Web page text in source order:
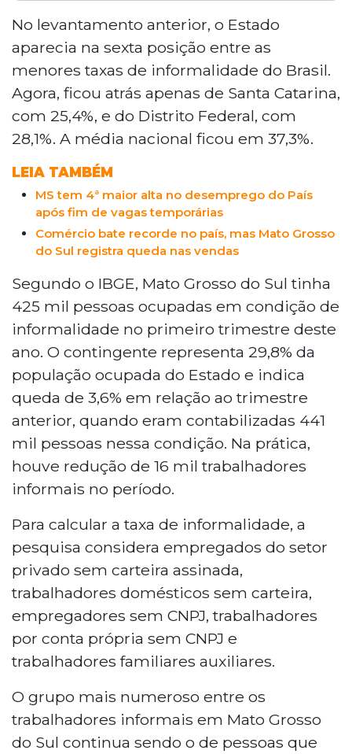
informalidade para 29,8% no primeiro
trimestre de 2026, passando a ocupar a
terceira posição entre os estados com
menor índice do país, segundo dados da
Pnad divulgados pelo IBGE. O estado
ficou atrás apenas de Santa Catarina
(25,4%) e do Distrito Federal (28,1%),
No período, 425 mil pessoas estavam em
situação informal, redução de 16 mil em
relação ao trimestre anterior.
No levantamento anterior, o Estado
aparecia na sexta posição entre as
menores taxas de informalidade do Brasil.
Agora, ficou atrás apenas de Santa Catarina,
com 25,4%, e do Distrito Federal, com
28,1%. A média nacional ficou em 37,3%.
LEIA TAMBÉM
MS tem 4ª maior alta no desemprego do País
após fim de vagas temporárias
Comércio bate recorde no país, mas Mato Grosso
do Sul registra queda nas vendas
Segundo o IBGE, Mato Grosso do Sul tinha
425 mil pessoas ocupadas em condição de
informalidade no primeiro trimestre deste
ano. O contingente representa 29,8% da
população ocupada do Estado e indica
queda de 3,6% em relação ao trimestre
anterior, quando eram contabilizadas 441
mil pessoas nessa condição. Na prática,
houve redução de 16 mil trabalhadores
informais no período.
Para calcular a taxa de informalidade, a
pesquisa considera empregados do setor
privado sem carteira assinada,
trabalhadores domésticos sem carteira,
empregadores sem CNPJ, trabalhadores
por conta própria sem CNPJ e
trabalhadores familiares auxiliares.
O grupo mais numeroso entre os
trabalhadores informais em Mato Grosso
do Sul continua sendo o de pessoas que